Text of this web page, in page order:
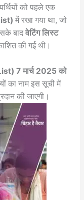
को पहले एक
में रखा गया था, जो
बाद वेटिंग लिस्ट
की गई थी।
7 मार्च 2025 को
का नाम इस सूची में
की जाएगी।